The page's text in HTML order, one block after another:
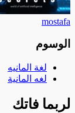
mostafa
الوسوم
لغة المانيه
لغه المانية
لربما فاتك